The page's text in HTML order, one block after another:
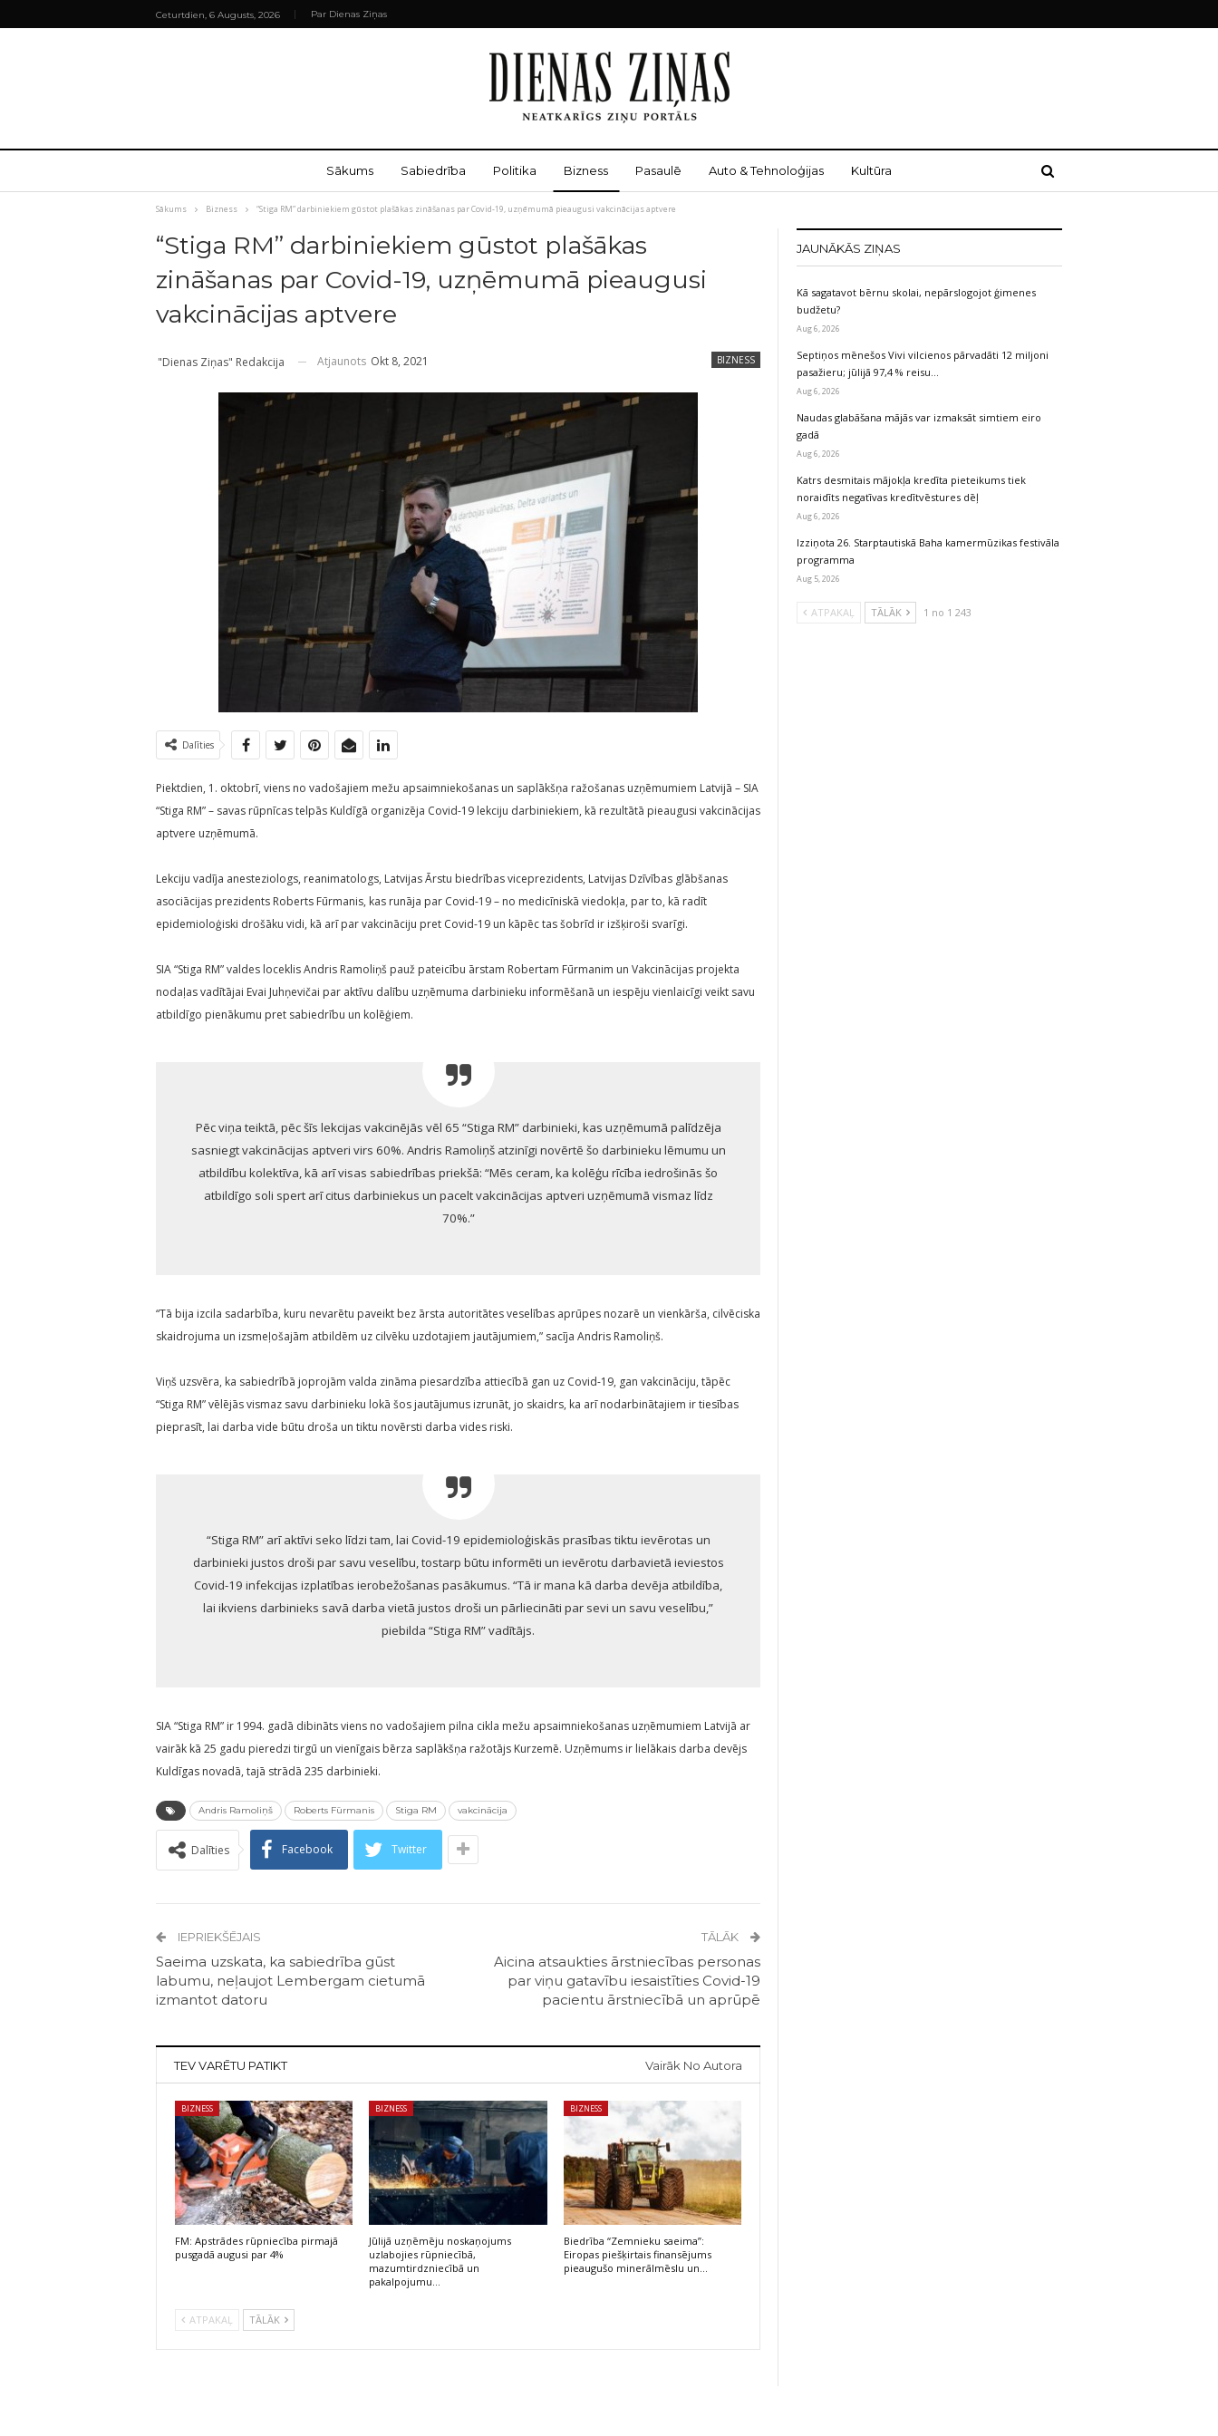
Ceturtdien, 6 Augusts, 2026 Par Dienas Ziņas
Sākums Sabiedrība Politika Bizness Pasaulē Auto & Tehnoloģijas Kultūra
Sākums Bizness “Stiga RM” darbiniekiem gūstot plašākas zināšanas par Covid-19, uzņēmumā pieaugusi vakcinācijas aptvere
“Stiga RM” darbiniekiem gūstot plašākas
zināšanas par Covid-19, uzņēmumā pieaugusi
vakcinācijas aptvere
BIZNESS
"Dienas Ziņas" Redakcija Atjaunots Okt 8, 2021
Dalīties
Piektdien, 1. oktobrī, viens no vadošajiem mežu apsaimniekošanas un saplākšņa ražošanas uzņēmumiem Latvijā – SIA
“Stiga RM” – savas rūpnīcas telpās Kuldīgā organizēja Covid-19 lekciju darbiniekiem, kā rezultātā pieaugusi vakcinācijas
aptvere uzņēmumā.
Lekciju vadīja anesteziologs, reanimatologs, Latvijas Ārstu biedrības viceprezidents, Latvijas Dzīvības glābšanas
asociācijas prezidents Roberts Fūrmanis, kas runāja par Covid-19 – no medicīniskā viedokļa, par to, kā radīt
epidemioloģiski drošāku vidi, kā arī par vakcināciju pret Covid-19 un kāpēc tas šobrīd ir izšķiroši svarīgi.
SIA “Stiga RM” valdes loceklis Andris Ramoliņš pauž pateicību ārstam Robertam Fūrmanim un Vakcinācijas projekta
nodaļas vadītājai Evai Juhņevičai par aktīvu dalību uzņēmuma darbinieku informēšanā un iespēju vienlaicīgi veikt savu
atbildīgo pienākumu pret sabiedrību un kolēģiem.
Pēc viņa teiktā, pēc šīs lekcijas vakcinējās vēl 65 “Stiga RM” darbinieki, kas uzņēmumā palīdzēja
sasniegt vakcinācijas aptveri virs 60%. Andris Ramoliņš atzinīgi novērtē šo darbinieku lēmumu un
atbildību kolektīva, kā arī visas sabiedrības priekšā: “Mēs ceram, ka kolēģu rīcība iedrošinās šo
atbildīgo soli spert arī citus darbiniekus un pacelt vakcinācijas aptveri uzņēmumā vismaz līdz
70%.”
“Tā bija izcila sadarbība, kuru nevarētu paveikt bez ārsta autoritātes veselības aprūpes nozarē un vienkārša, cilvēciska
skaidrojuma un izsmeļošajām atbildēm uz cilvēku uzdotajiem jautājumiem,” sacīja Andris Ramoliņš.
Viņš uzsvēra, ka sabiedrībā joprojām valda zināma piesardzība attiecībā gan uz Covid-19, gan vakcināciju, tāpēc
“Stiga RM” vēlējās vismaz savu darbinieku lokā šos jautājumus izrunāt, jo skaidrs, ka arī nodarbinātajiem ir tiesības
pieprasīt, lai darba vide būtu droša un tiktu novērsti darba vides riski.
“Stiga RM” arī aktīvi seko līdzi tam, lai Covid-19 epidemioloģiskās prasības tiktu ievērotas un
darbinieki justos droši par savu veselību, tostarp būtu informēti un ievērotu darbavietā ieviestos
Covid-19 infekcijas izplatības ierobežošanas pasākumus. “Tā ir mana kā darba devēja atbildība,
lai ikviens darbinieks savā darba vietā justos droši un pārliecināti par sevi un savu veselību,”
piebilda “Stiga RM” vadītājs.
SIA “Stiga RM” ir 1994. gadā dibināts viens no vadošajiem pilna cikla mežu apsaimniekošanas uzņēmumiem Latvijā ar
vairāk kā 25 gadu pieredzi tirgū un vienīgais bērza saplākšņa ražotājs Kurzemē. Uzņēmums ir lielākais darba devējs
Kuldīgas novadā, tajā strādā 235 darbinieki.
Andris Ramoliņš Roberts Fūrmanis Stiga RM vakcinācija
Dalīties Facebook Twitter
IEPRIEKŠĒJAIS
Saeima uzskata, ka sabiedrība gūst
labumu, neļaujot Lembergam cietumā
izmantot datoru
TĀLĀK
Aicina atsaukties ārstniecības personas
par viņu gatavību iesaistīties Covid-19
pacientu ārstniecībā un aprūpē
TEV VARĒTU PATIKT Vairāk No Autora
BIZNESS
FM: Apstrādes rūpniecība pirmajā
pusgadā augusi par 4%
BIZNESS
Jūlijā uzņēmēju noskaņojums
uzlabojies rūpniecībā,
mazumtirdzniecībā un
pakalpojumu…
BIZNESS
Biedrība “Zemnieku saeima”:
Eiropas piešķirtais finansējums
pieaugušo minerālmēslu un…
ATPAKAĻ TĀLĀK
JAUNĀKĀS ZIŅAS
Kā sagatavot bērnu skolai, nepārslogojot ģimenes
budžetu?
Aug 6, 2026
Septiņos mēnešos Vivi vilcienos pārvadāti 12 miljoni
pasažieru; jūlijā 97,4 % reisu…
Aug 6, 2026
Naudas glabāšana mājās var izmaksāt simtiem eiro
gadā
Aug 6, 2026
Katrs desmitais mājokļa kredīta pieteikums tiek
noraidīts negatīvas kredītvēstures dēļ
Aug 6, 2026
Izziņota 26. Starptautiskā Baha kamermūzikas festivāla
programma
Aug 5, 2026
ATPAKAĻ TĀLĀK 1 no 1 243